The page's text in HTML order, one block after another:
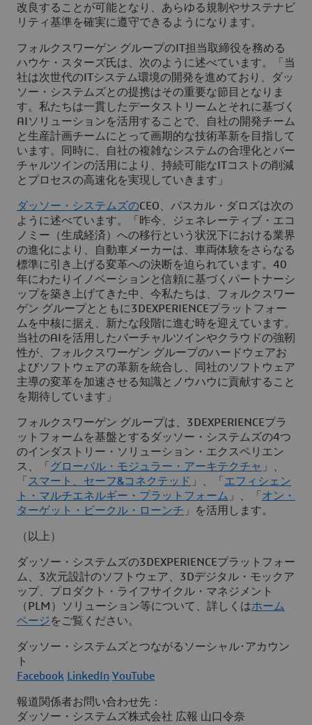
改良することが可能となり、あらゆる規制やサステナビ
リティ基準を確実に遵守できるようになります。
フォルクスワーゲン グループのIT担当取締役を務める
ハウケ・スターズ氏は、次のように述べています。「当
社は次世代のITシステム環境の開発を進めており、ダッ
ソー・システムズとの提携はその重要な節目となりま
す。私たちは一貫したデータストリームとそれに基づく
AIソリューションを活用することで、自社の開発チーム
と生産計画チームにとって画期的な技術革新を目指して
います。同時に、自社の複雑なシステムの合理化とバー
チャルツインの活用により、持続可能なITコストの削減
とプロセスの高速化を実現していきます」
ダッソー・システムズのCEO、パスカル・ダロズは次の
ように述べています。「昨今、ジェネレーティブ・エコ
ノミー（生成経済）への移行という状況下における業界
の進化により、自動車メーカーは、車両体験をさらなる
標準に引き上げる変革への決断を迫られています。40
年にわたりイノベーションと信頼に基づくパートナーシ
ップを築き上げてきた中、今私たちは、フォルクスワー
ゲン グループとともに3DEXPERIENCEプラットフォー
ムを中核に据え、新たな段階に進む時を迎えています。
当社のAIを活用したバーチャルツインやクラウドの強靭
性が、フォルクスワーゲン グループのハードウェアお
よびソフトウェアの革新を統合し、同社のソフトウェア
主導の変革を加速させる知識とノウハウに貢献すること
を期待しています」
フォルクスワーゲン グループは、3DEXPERIENCEプラ
ットフォームを基盤とするダッソー・システムズの4つ
のインダストリー・ソリューション・エクスペリエン
ス、「 グローバル・モジュラー・アーキテクチャ 」、
「 スマート、セーフ&コネクテッド 」、「 エフィシェン
ト・マルチエネルギー・プラットフォーム 」、「 オン・
ターゲット・ビークル・ローンチ 」を活用します。
（以上）
ダッソー・システムズの3DEXPERIENCEプラットフォー
ム、3次元設計のソフトウェア、3Dデジタル・モックア
ップ、プロダクト・ライフサイクル・マネジメント
（PLM）ソリューション等について、詳しくはホーム
ページをご覧ください。
ダッソー・システムズとつながるソーシャル･アカウン
ト
Facebook
LinkedIn YouTube
報道関係者お問い合わせ先：
ダッソー・システムズ株式会社 広報 山口令奈